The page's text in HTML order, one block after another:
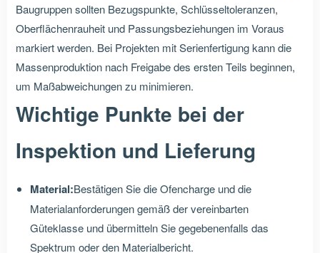
Baugruppen sollten Bezugspunkte, Schlüsseltoleranzen,
Oberflächenrauheit und Passungsbeziehungen im Voraus
markiert werden. Bei Projekten mit Serienfertigung kann die
Massenproduktion nach Freigabe des ersten Teils beginnen,
um Maßabweichungen zu minimieren.
Wichtige Punkte bei der
Inspektion und Lieferung
Material:Bestätigen Sie die Ofencharge und die
Materialanforderungen gemäß der vereinbarten
Güteklasse und übermitteln Sie gegebenenfalls das
Spektrum oder den Materialbericht.